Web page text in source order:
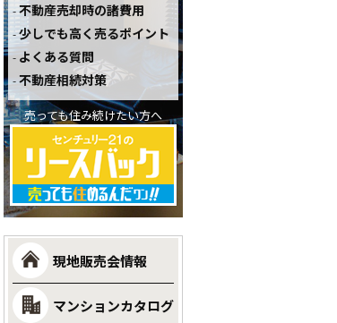
不動産売却時の諸費用
少しでも高く売るポイント
よくある質問
不動産相続対策
売っても住み続けたい方へ
現地販売会情報
マンションカタログ